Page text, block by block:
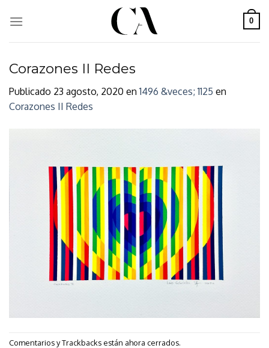
0
Corazones II Redes
Publicado 23 agosto, 2020 en1496 &veces; 1125 en
Corazones II Redes
Comentarios y Trackbacks están ahora cerrados.